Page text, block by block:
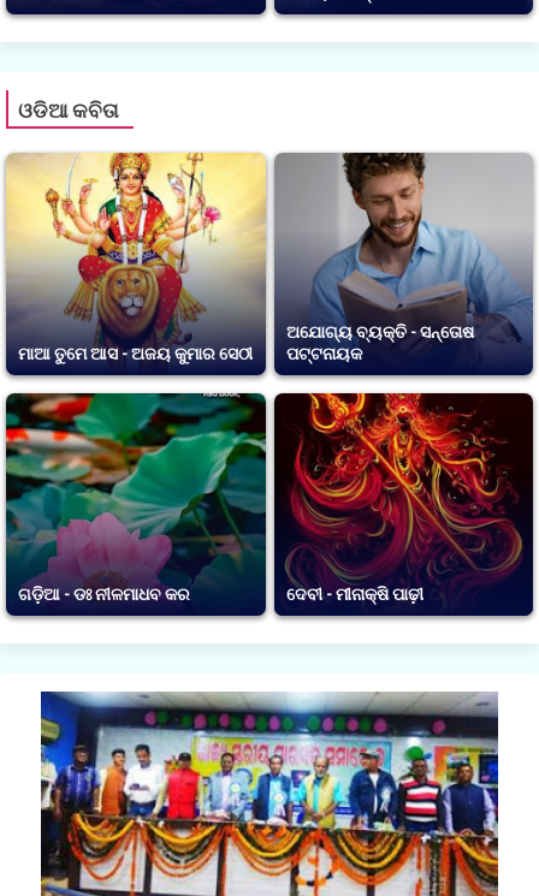
ଓଡିଆ କବିତା
ମାଆ ତୁମେ ଆସ - ଅଜୟ କୁମାର ସେଠୀ
ଅଯୋଗ୍ୟ ବ୍ୟକ୍ତି - ସନ୍ତୋଷ
ପଟ୍ଟନାୟକ
ଗଡ଼ିଆ - ଡଃ ନୀଳମାଧବ କର ଦେବୀ - ମୀନାକ୍ଷି ପାଢ଼ୀ